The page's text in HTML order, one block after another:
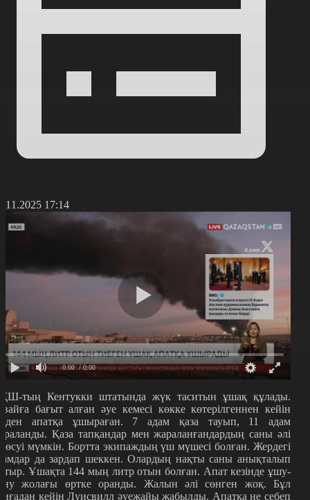
17:14
0:00 / 0:00
тың Кентукки штатында жүк таситын ұшақ құлады.
бағыт алған әуе кемесі көкке көтерілгеннен кейін
апатқа ұшыраған. 7 адам қаза тауып, 11 адам
Қаза тапқандар мен жараланғандардың саны әлі
өсуі мүмкін. Бортта экипаждың үш мүшесі болған. Жердегі
да зардап шеккен. Олардың нақты саны анықталып
Ұшақта 144 мың литр отын болған. Апат кезінде ұшу-
жолағы өртке оранды. Жалын әлі сөнген жоқ. Бұл
кейін Луисвилл әуежайы жабылды. Апатқа не себеп